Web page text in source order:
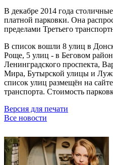
В декабре 2014 года
платной парковки. Она
пределами Третьего
В список вошли 8 улиц в
Роще, 5 улиц - в Беговом
Ленинградского проспекта,
Мира, Бутырской улицы и
список улиц размещён на
транспорта. Стоимость
Версия для печати
Все новости